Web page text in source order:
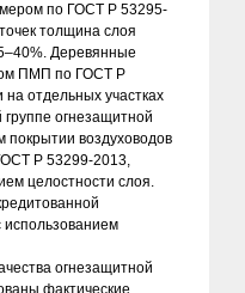
по ГОСТ Р 53295-
толщина слоя
Деревянные
ПМП по ГОСТ Р
отдельных участках
группе огнезащитной
покрытии воздуховодов
Р 53299-2013,
целостности слоя.
огнезащитной
фактические